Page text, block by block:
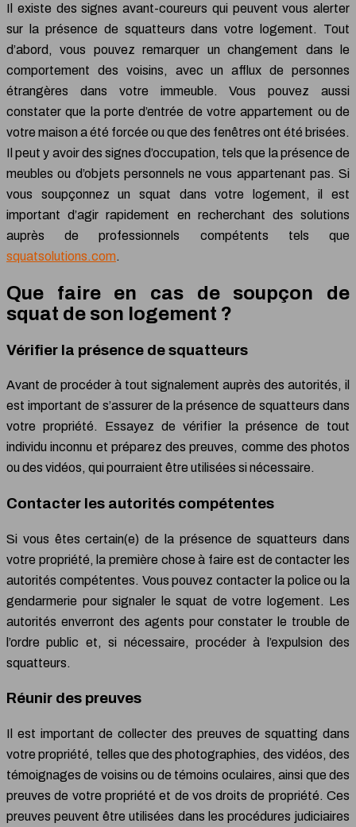
Il existe des signes avant-coureurs qui peuvent vous alerter
sur la présence de squatteurs dans votre logement. Tout
d’abord, vous pouvez remarquer un changement dans le
comportement des voisins, avec un afflux de personnes
étrangères dans votre immeuble. Vous pouvez aussi
constater que la porte d’entrée de votre appartement ou de
votre maison a été forcée ou que des fenêtres ont été brisées.
Il peut y avoir des signes d’occupation, tels que la présence de
meubles ou d’objets personnels ne vous appartenant pas. Si
vous soupçonnez un squat dans votre logement, il est
important d’agir rapidement en recherchant des solutions
auprès de professionnels compétents tels que
squatsolutions.com.
Que faire en cas de soupçon de
squat de son logement ?
Vérifier la présence de squatteurs
Avant de procéder à tout signalement auprès des autorités, il
est important de s’assurer de la présence de squatteurs dans
votre propriété. Essayez de vérifier la présence de tout
individu inconnu et préparez des preuves, comme des photos
ou des vidéos, qui pourraient être utilisées si nécessaire.
Contacter les autorités compétentes
Si vous êtes certain(e) de la présence de squatteurs dans
votre propriété, la première chose à faire est de contacter les
autorités compétentes. Vous pouvez contacter la police ou la
gendarmerie pour signaler le squat de votre logement. Les
autorités enverront des agents pour constater le trouble de
l’ordre public et, si nécessaire, procéder à l’expulsion des
squatteurs.
Réunir des preuves
Il est important de collecter des preuves de squatting dans
votre propriété, telles que des photographies, des vidéos, des
témoignages de voisins ou de témoins oculaires, ainsi que des
preuves de votre propriété et de vos droits de propriété. Ces
preuves peuvent être utilisées dans les procédures judiciaires